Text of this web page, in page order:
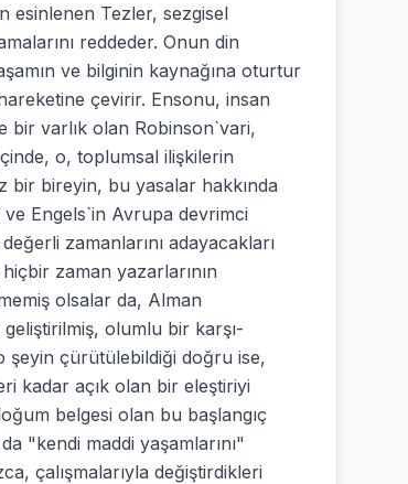
esinlenen Tezler, sezgisel
reddeder. Onun din
ve bilginin kaynağına oturtur
çevirir. Ensonu, insan
bir varlık olan Robinson`vari,
o, toplumsal ilişkilerin
bir bireyin, bu yasalar hakkında
Engels`in Avrupa devrimci
zamanlarını adayacakları
zaman yazarlarının
olsalar da, Alman
geliştirilmiş, olumlu bir karşı-
şeyin çürütülebildiği doğru ise,
kadar açık olan bir eleştiriyi
belgesi olan bu başlangıç
"kendi maddi yaşamlarını"
çalışmalarıyla değiştirdikleri